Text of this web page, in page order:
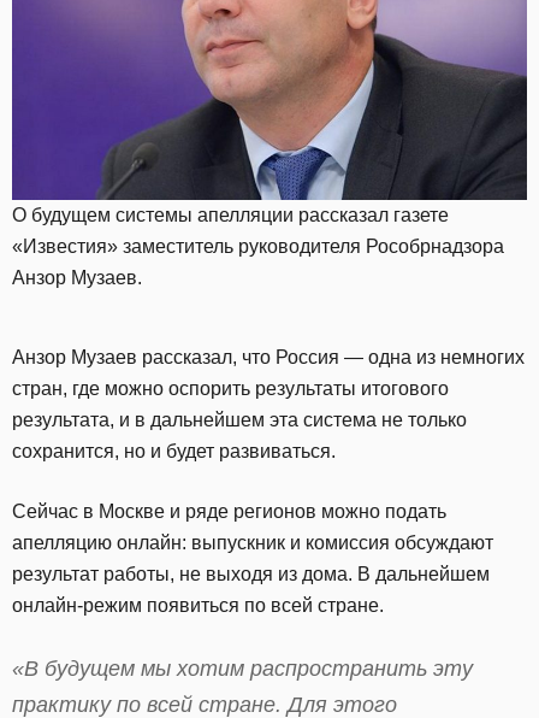
О будущем системы апелляции рассказал газете
«Известия» заместитель руководителя Рособрнадзора
Анзор Музаев.
Анзор Музаев рассказал, что Россия — одна из немногих
стран, где можно оспорить результаты итогового
результата, и в дальнейшем эта система не только
сохранится, но и будет развиваться.
Сейчас в Москве и ряде регионов можно подать
апелляцию онлайн: выпускник и комиссия обсуждают
результат работы, не выходя из дома. В дальнейшем
онлайн-режим появиться по всей стране.
«В будущем мы хотим распространить эту
практику по всей стране. Для этого